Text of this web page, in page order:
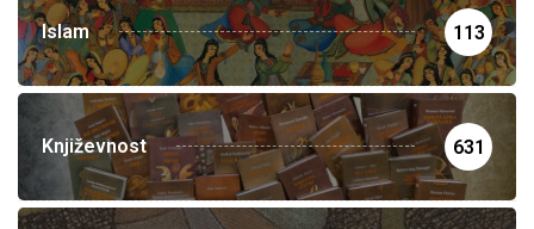
Islam 113
Književnost 631